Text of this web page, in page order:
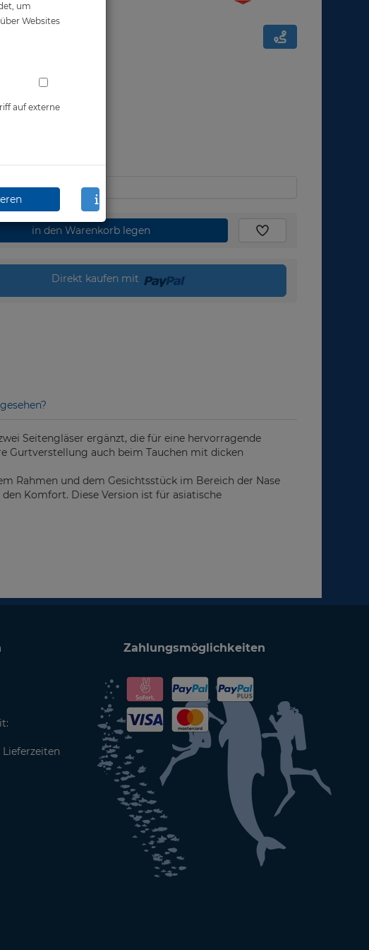
in den Warenkorb legen
Direkt kaufen mit
Seitengläser ergänzt, die für eine hervorragende
Gurtverstellung auch beim Tauchen mit dicken
Rahmen und dem Gesichtsstück im Bereich der Nase
Komfort. Diese Version ist für asiatische
Zahlungsmöglichkeiten
um
Websites
auf externe